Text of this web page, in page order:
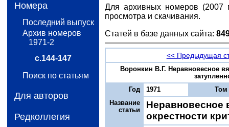
Номера
Последний выпуск
Архив номеров
1971-2
с.144-147
Поиск по статьям
Для авторов
Редколлегия
Для архивных номеров (2007
просмотра и скачивания.
Статей в базе данных сайта:
<< Предыдущая
Воронкин B.Г. Неравновесное
Год
1971
Том
Название
статьи
Неравновесное
окрестности